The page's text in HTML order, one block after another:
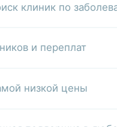
клиник по
и переплат
низкой цены